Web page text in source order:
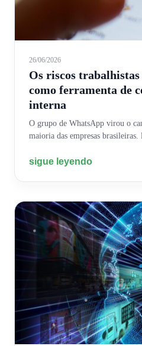
26/06/2026
Os riscos
como ferramenta de
interna
O grupo de WhatsApp virou o
maioria das empresas
sigue leyendo